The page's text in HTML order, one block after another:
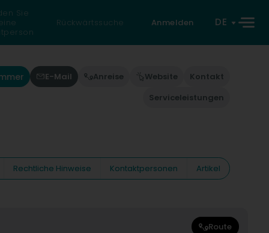
Sie
Rückwärtssuche Anmelden DE
E-Mail Anreise Website
Kontakt
Serviceleistungen
Rechtliche Hinweise Kontaktpersonen Artikel
Route